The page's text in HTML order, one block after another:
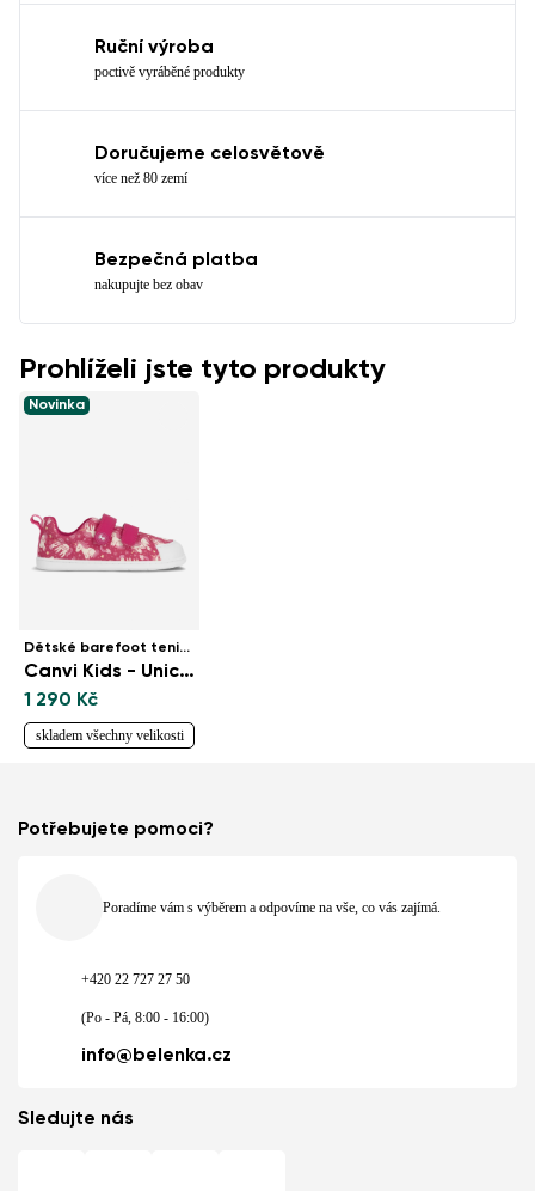
Ruční výroba
poctivě vyráběné produkty
Doručujeme celosvětově
více než 80 zemí
Bezpečná platba
nakupujte bez obav
Prohlíželi jste tyto produkty
Novinka
Dětské barefoot tenisky
Canvi Kids - Unicorn
1 290 Kč
skladem všechny velikosti
Potřebujete pomoci?
Poradíme vám s výběrem a odpovíme na vše, co vás zajímá.
+420 22 727 27 50
(Po - Pá, 8:00 - 16:00)
info@belenka.cz
Sledujte nás